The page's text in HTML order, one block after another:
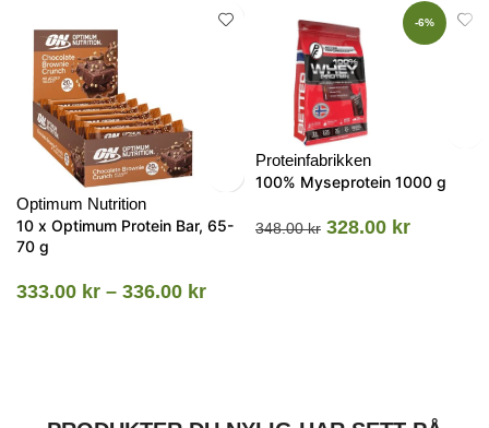
Optimum Nutrition
10 x Optimum Protein Bar, 65-
70 g
333.00 kr – 336.00 kr
-6%
Proteinfabrikken
100% Myseprotein 1000 g
348.00kr 328.00 kr